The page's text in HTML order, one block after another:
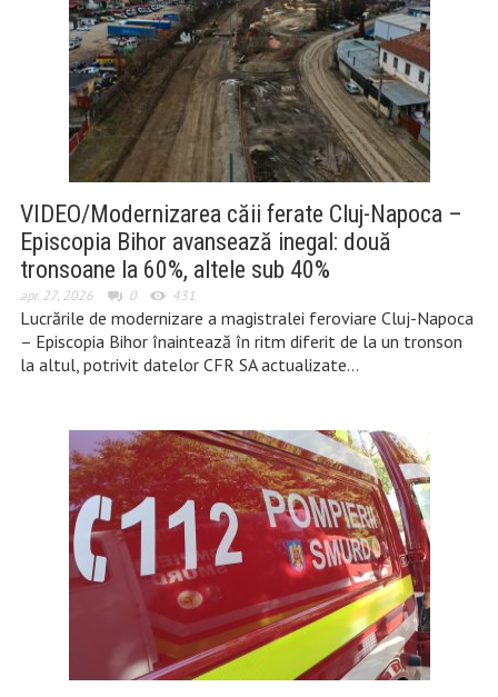
VIDEO/Modernizarea căii ferate Cluj-Napoca –
Episcopia Bihor avansează inegal: două
tronsoane la 60%, altele sub 40%
apr. 27, 2026 0 431
Lucrările de modernizare a magistralei feroviare Cluj-Napoca
– Episcopia Bihor înaintează în ritm diferit de la un tronson
la altul, potrivit datelor CFR SA actualizate…